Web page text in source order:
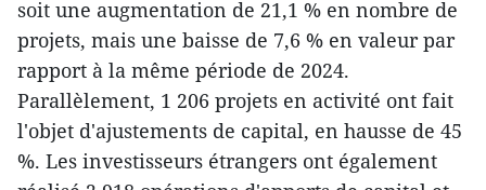
soit une augmentation de 21,1 % en nombre de
projets, mais une baisse de 7,6 % en valeur par
rapport à la même période de 2024.
Parallèlement, 1 206 projets en activité ont fait
l'objet d'ajustements de capital, en hausse de 45
%. Les investisseurs étrangers ont également